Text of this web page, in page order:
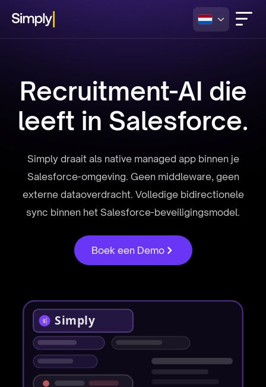
Recruitment-AI die
leeft in Salesforce.
Simply draait als native managed app binnen je
Salesforce-omgeving. Geen middleware, geen
externe dataoverdracht. Volledige bidirectionele
sync binnen het Salesforce-beveiligingsmodel.
Boek een Demo
S Simply